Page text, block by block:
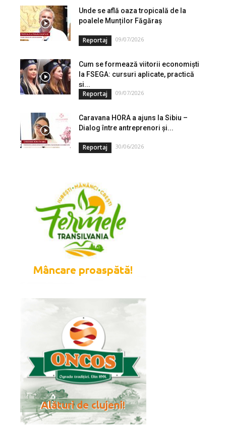
Unde se află oaza tropicală de la
poalele Munților Făgăraș
Reportaj 09/07/2026
Cum se formează viitorii economiști
la FSEGA: cursuri aplicate, practică
și...
Reportaj 09/07/2026
Caravana HORA a ajuns la Sibiu –
Dialog între antreprenori și...
Reportaj 30/06/2026